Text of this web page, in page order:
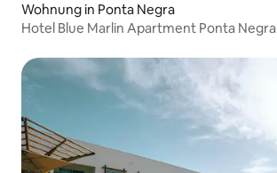
Wohnung in Ponta Negra
Hotel Blue Marlin Apartment Ponta Negra